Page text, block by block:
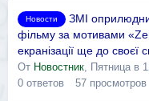
Новости
ЗМІ
фільму за мотивами
екранізації ще до своєї
От Новостник
Пятница в
0 ответов 57 просмотров